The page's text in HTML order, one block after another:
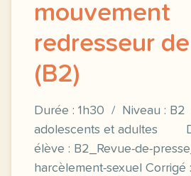
mouvement
redresseur
(B2)
Durée : 1h30 / Niveau : B2
adolescents et adultes
élève : B2_Revue-de-
harcèlement-sexuel Corrigé